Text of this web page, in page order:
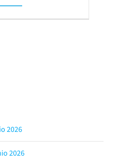
2026
2026